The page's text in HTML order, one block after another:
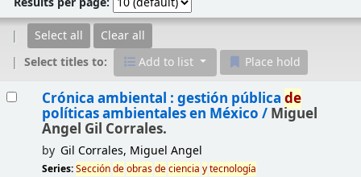
Select all
Clear all
Select titles to:
Add to list Place hold
Crónica ambiental : gestión pública de
políticas ambientales en México / Miguel
Angel Gil Corrales.
by Gil Corrales, Miguel Angel
Series:Seccióndeobrasdeciencia ytecnología